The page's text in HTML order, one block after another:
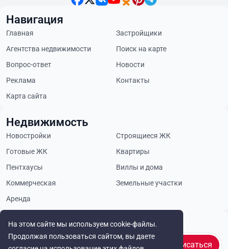
На этом сайте мы используем cookie-файлы.
Продолжая пользоваться сайтом, вы даете
Будьте в курсе
Подписаться
Навигация
Главная
Застройщики
Агентства недвижимости
Поиск на карте
Вопрос-ответ
Новости
Реклама
Контакты
Карта сайта
Недвижимость
Новостройки
Строящиеся ЖК
Готовые ЖК
Квартиры
Пентхаусы
Виллы и дома
Коммерческая
Земельные участки
Аренда